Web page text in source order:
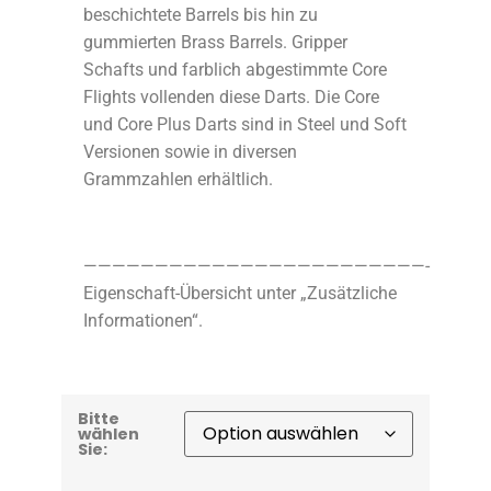
beschichtete Barrels bis hin zu
gummierten Brass Barrels. Gripper
Schafts und farblich abgestimmte Core
Flights vollenden diese Darts. Die Core
und Core Plus Darts sind in Steel und Soft
Versionen sowie in diversen
Grammzahlen erhältlich.
————————————————————————-
Eigenschaft-Übersicht unter „Zusätzliche
Informationen“.
Bitte
wählen
Sie: